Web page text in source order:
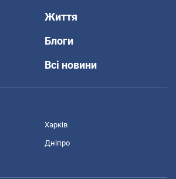
Життя
Блоги
Всі новини
Харків
Дніпро